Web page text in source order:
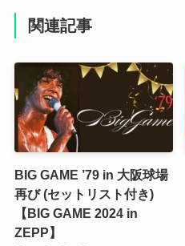
関連記事
BIG GAME ’79 in 大阪球場
再び (セットリスト付き)
【BIG GAME 2024 in
ZEPP】